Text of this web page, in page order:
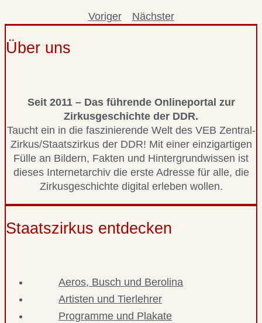
Voriger Nächster
Über uns
Seit 2011 – Das führende Onlineportal zur
Zirkusgeschichte der DDR.
Taucht ein in die faszinierende Welt des VEB Zentral-
Zirkus/Staatszirkus der DDR! Mit einer einzigartigen
Fülle an Bildern, Fakten und Hintergrundwissen ist
dieses Internetarchiv die erste Adresse für alle, die
Zirkusgeschichte digital erleben wollen.
Staatszirkus entdecken
Aeros, Busch und Berolina
Artisten und Tierlehrer
Programme und Plakate